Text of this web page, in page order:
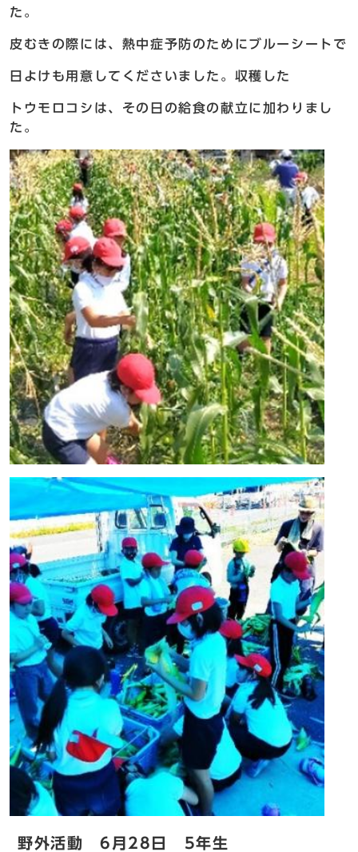
た。
皮むきの際には、熱中症予防のためにブルーシートで
日よけも用意してくださいました。収穫した
トウモロコシは、その日の給食の献立に加わりまし
た。
野外活動 6月28日 5年生